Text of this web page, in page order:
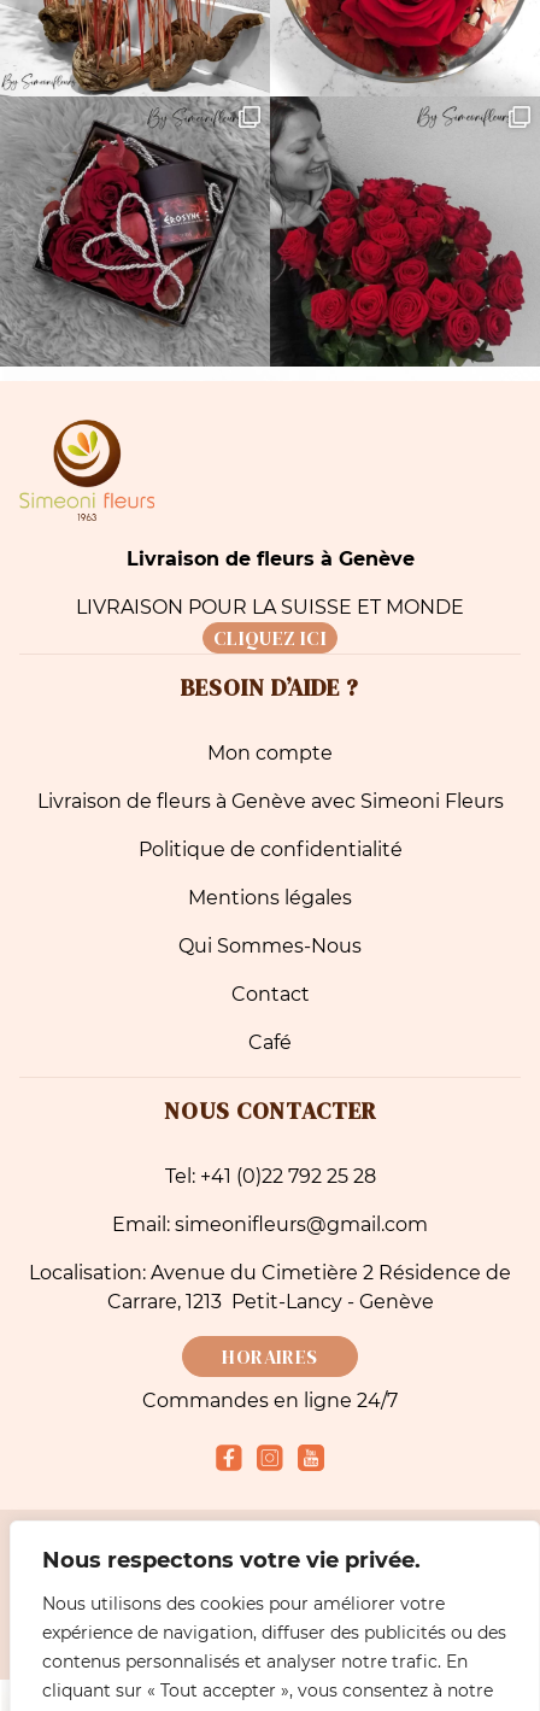
Nous respectons votre vie privée.
Nous utilisons des cookies pour améliorer votre
expérience de navigation, diffuser des publicités ou des
contenus personnalisés et analyser notre trafic. En
cliquant sur « Tout accepter », vous consentez à notre
Livraison de fleurs à Genève
LIVRAISON POUR LA SUISSE ET MONDE
CLIQUEZ ICI
BESOIN D’AIDE ?
Mon compte
Livraison de fleurs à Genève avec Simeoni Fleurs
Politique de confidentialité
Mentions légales
Qui Sommes-Nous
Contact
Café
NOUS CONTACTER
Tel: +41 (0)22 792 25 28
Email: simeonifleurs@gmail.com
Localisation: Avenue du Cimetière 2 Résidence de
Carrare, 1213 Petit-Lancy - Genève
HORAIRES
Commandes en ligne 24/7
2026 Simeoni fleuriste Genève - Livraisons Fleurs | Mentions légales
Modes de paiement acceptés